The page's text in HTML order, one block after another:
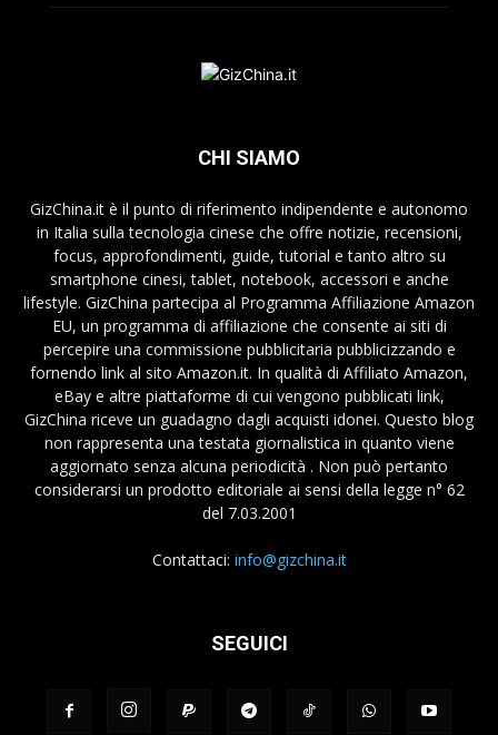
CHI SIAMO
GizChina.it è il punto di riferimento indipendente e autonomo
in Italia sulla tecnologia cinese che offre notizie, recensioni,
focus, approfondimenti, guide, tutorial e tanto altro su
smartphone cinesi, tablet, notebook, accessori e anche
lifestyle. GizChina partecipa al Programma Affiliazione Amazon
EU, un programma di affiliazione che consente ai siti di
percepire una commissione pubblicitaria pubblicizzando e
fornendo link al sito Amazon.it. In qualità di Affiliato Amazon,
eBay e altre piattaforme di cui vengono pubblicati link,
GizChina riceve un guadagno dagli acquisti idonei. Questo blog
non rappresenta una testata giornalistica in quanto viene
aggiornato senza alcuna periodicità . Non può pertanto
considerarsi un prodotto editoriale ai sensi della legge n° 62
del 7.03.2001
Contattaci: info@gizchina.it
SEGUICI